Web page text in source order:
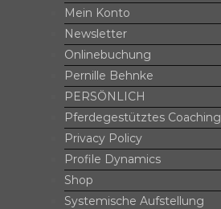
Mein Konto
Newsletter
Onlinebuchung
Pernille Behnke
PERSÖNLICH
Pferdegestütztes Coaching
Privacy Policy
Profile Dynamics
Shop
Systemische Aufstellung